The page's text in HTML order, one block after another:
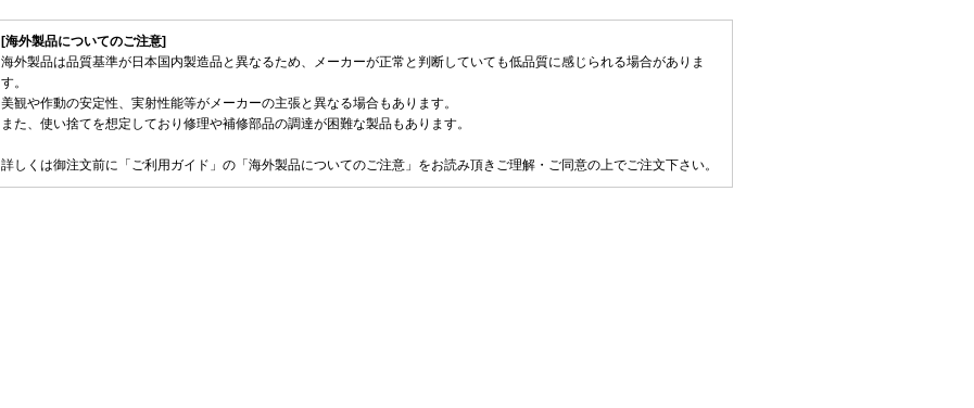
[海外製品についてのご注意]
海外製品は品質基準が日本国内製造品と異なるため、メーカーが正常と判断していても低品質に感じられる場合がありま
す。
美観や作動の安定性、実射性能等がメーカーの主張と異なる場合もあります。
また、使い捨てを想定しており修理や補修部品の調達が困難な製品もあります。
詳しくは御注文前に「ご利用ガイド」の「海外製品についてのご注意」をお読み頂きご理解・ご同意の上でご注文下さい。